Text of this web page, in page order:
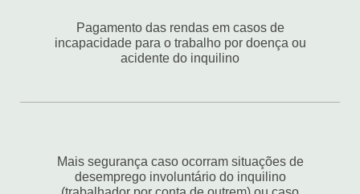
Pagamento das rendas em casos de
incapacidade para o trabalho por doença ou
acidente do inquilino
Mais segurança caso ocorram situações de
desemprego involuntário do inquilino